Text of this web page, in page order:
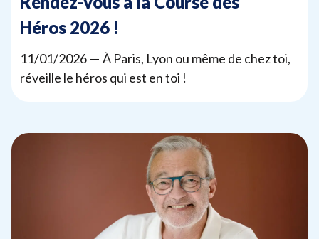
Héros 2026 !
11/01/2026 — À Paris, Lyon ou même de chez toi,
réveille le héros qui est en toi !